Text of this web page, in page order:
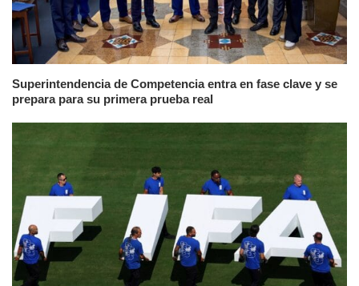
Superintendencia de Competencia entra en fase clave y se
prepara para su primera prueba real